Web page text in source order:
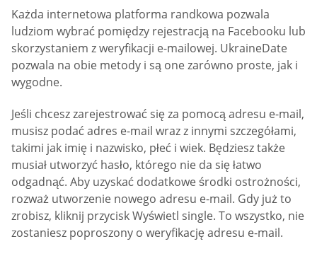
Każda internetowa platforma randkowa pozwala
ludziom wybrać pomiędzy rejestracją na Facebooku lub
skorzystaniem z weryfikacji e-mailowej. UkraineDate
pozwala na obie metody i są one zarówno proste, jak i
wygodne.
Jeśli chcesz zarejestrować się za pomocą adresu e-mail,
musisz podać adres e-mail wraz z innymi szczegółami,
takimi jak imię i nazwisko, płeć i wiek. Będziesz także
musiał utworzyć hasło, którego nie da się łatwo
odgadnąć. Aby uzyskać dodatkowe środki ostrożności,
rozważ utworzenie nowego adresu e-mail. Gdy już to
zrobisz, kliknij przycisk Wyświetl single. To wszystko, nie
zostaniesz poproszony o weryfikację adresu e-mail.